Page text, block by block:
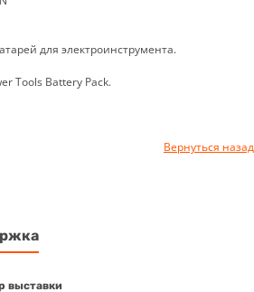
для электроинструмента.
Tools Battery Pack.
Вернуться назад
выставки